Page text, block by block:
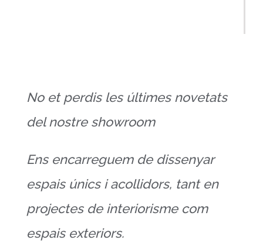
No et perdis les últimes novetats
del nostre showroom
Ens encarreguem de dissenyar
espais únics i acollidors, tant en
projectes de interiorisme com
espais exteriors.